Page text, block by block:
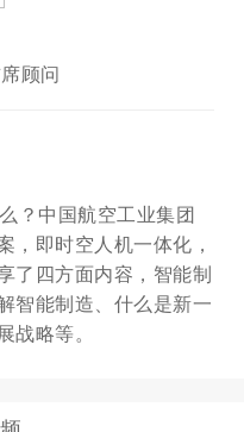
顾问
？中国航空工业集团
，即时空人机一体化，
了四方面内容，智能制
智能制造、什么是新一
略等。